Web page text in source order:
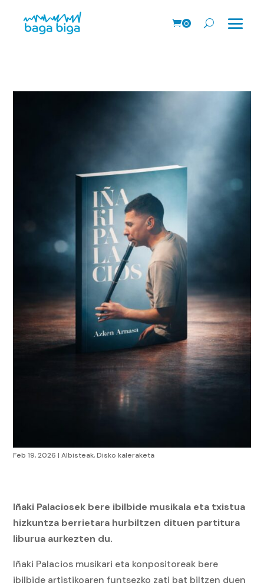
0
Feb 19, 2026 |Albisteak,Disko kaleraketa
Iñaki Palaciosek bere ibilbide musikala eta txistua
hizkuntza berrietara hurbiltzen dituen partitura
liburua aurkezten du.
Iñaki Palacios musikari eta konpositoreak bere
ibilbide artistikoaren funtsezko zati bat biltzen duen